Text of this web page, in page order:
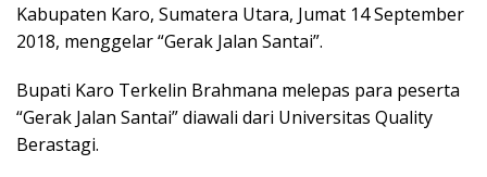
Kabupaten Karo, Sumatera Utara, Jumat 14 September
2018, menggelar “Gerak Jalan Santai”.
Bupati Karo Terkelin Brahmana melepas para peserta
“Gerak Jalan Santai” diawali dari Universitas Quality
Berastagi.